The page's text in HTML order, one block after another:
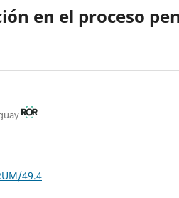
en el proceso
49.4